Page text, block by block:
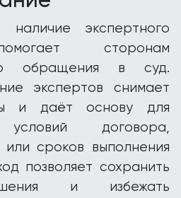
экспертного
сторонам
обращения в суд.
экспертов снимает
и даёт основу для
условий договора,
сроков выполнения
позволяет сохранить
и избежать